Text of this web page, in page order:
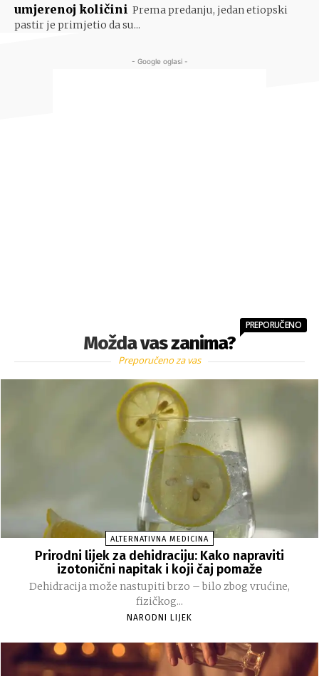
umjerenoj količini Prema predanju, jedan etiopski
pastir je primjetio da su...
- Google oglasi -
Možda vas zanima?
PREPORUČENO
Preporučeno za vas
ALTERNATIVNA MEDICINA
Prirodni lijek za dehidraciju: Kako napraviti
izotonični napitak i koji čaj pomaže
Dehidracija može nastupiti brzo – bilo zbog vrućine,
fizičkog...
NARODNI LIJEK